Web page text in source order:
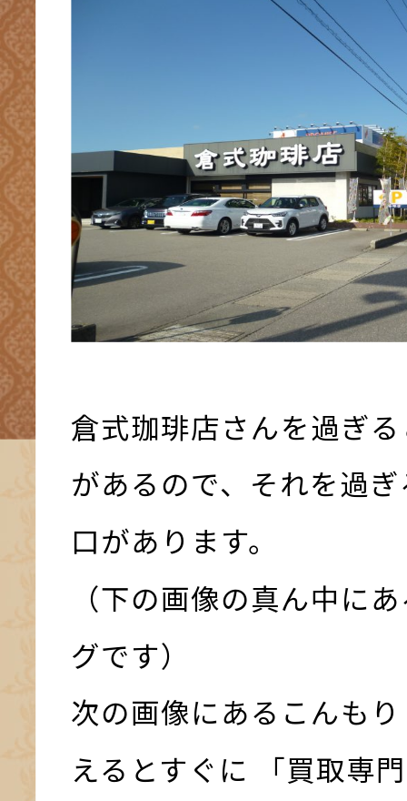
倉式珈琲店さんを過ぎ
があるので、それを過
口があります。
（下の画像の真ん中に
グです）
次の画像にあるこんも
えるとすぐに 「買取専